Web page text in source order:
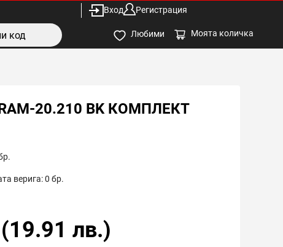
Вход Регистрация
Любими Моята количка
RAM-20.210 BK КОМПЛЕКТ
верига:0 бр.
(19.91 лв.)